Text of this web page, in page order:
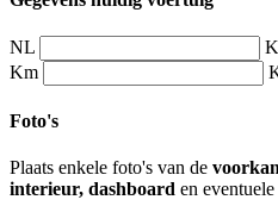
NL
Km
Foto's
Plaats enkele foto's van de
interieur, dashboard en eventuele